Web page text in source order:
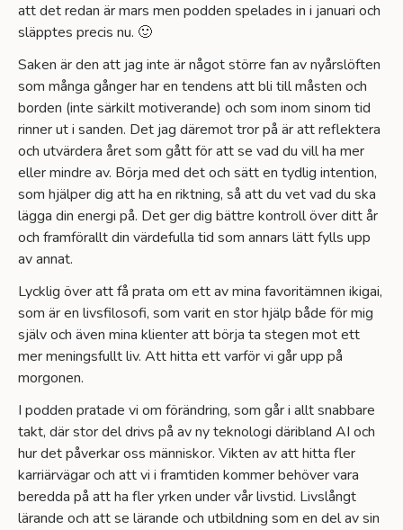
att det redan är mars men podden spelades in i januari och
släpptes precis nu. 🙂
Saken är den att jag inte är något större fan av nyårslöften
som många gånger har en tendens att bli till måsten och
borden (inte särkilt motiverande) och som inom sinom tid
rinner ut i sanden. Det jag däremot tror på är att reflektera
och utvärdera året som gått för att se vad du vill ha mer
eller mindre av. Börja med det och sätt en tydlig intention,
som hjälper dig att ha en riktning, så att du vet vad du ska
lägga din energi på. Det ger dig bättre kontroll över ditt år
och framförallt din värdefulla tid som annars lätt fylls upp
av annat.
Lycklig över att få prata om ett av mina favoritämnen ikigai,
som är en livsfilosofi, som varit en stor hjälp både för mig
själv och även mina klienter att börja ta stegen mot ett
mer meningsfullt liv. Att hitta ett varför vi går upp på
morgonen.
I podden pratade vi om förändring, som går i allt snabbare
takt, där stor del drivs på av ny teknologi däribland AI och
hur det påverkar oss människor. Vikten av att hitta fler
karriärvägar och att vi i framtiden kommer behöver vara
beredda på att ha fler yrken under vår livstid. Livslångt
lärande och att se lärande och utbildning som en del av sin